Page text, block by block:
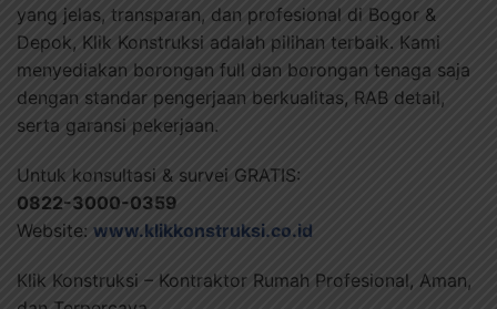
yang jelas, transparan, dan profesional di Bogor &
Depok, Klik Konstruksi adalah pilihan terbaik. Kami
menyediakan borongan full dan borongan tenaga saja
dengan standar pengerjaan berkualitas, RAB detail,
serta garansi pekerjaan.
Untuk konsultasi & survei GRATIS:
0822-3000-0359
Website: www.klikkonstruksi.co.id
Klik Konstruksi – Kontraktor Rumah Profesional, Aman,